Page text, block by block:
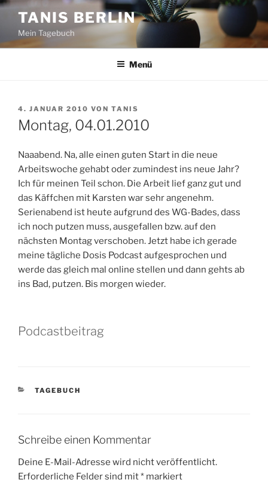
Zum
Inhalt
springen
TANIS BERLIN
Mein Tagebuch
Menü
VERÖFFENTLICHT
AM
4. JANUAR 2010 VON TANIS
Montag, 04.01.2010
Naaabend. Na, alle einen guten Start in die neue
Arbeitswoche gehabt oder zumindest ins neue Jahr?
Ich für meinen Teil schon. Die Arbeit lief ganz gut und
das Käffchen mit Karsten war sehr angenehm.
Serienabend ist heute aufgrund des WG-Bades, dass
ich noch putzen muss, ausgefallen bzw. auf den
nächsten Montag verschoben. Jetzt habe ich gerade
meine tägliche Dosis Podcast aufgesprochen und
werde das gleich mal online stellen und dann gehts ab
ins Bad, putzen. Bis morgen wieder.
Podcastbeitrag
KATEGORIEN
TAGEBUCH
Schreibe einen Kommentar
Deine E-Mail-Adresse wird nicht veröffentlicht.
Erforderliche Felder sind mit* markiert